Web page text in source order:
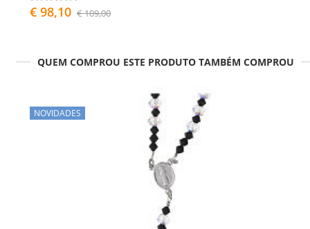
€ 98,10 € 109,00
QUEM COMPROU ESTE PRODUTO TAMBÉM COMPROU
NOVIDADES